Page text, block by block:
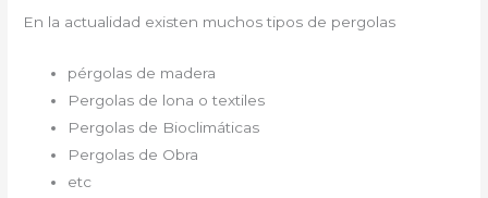
En la actualidad existen muchos tipos de pergolas
pérgolas de madera
Pergolas de lona o textiles
Pergolas de Bioclimáticas
Pergolas de Obra
etc